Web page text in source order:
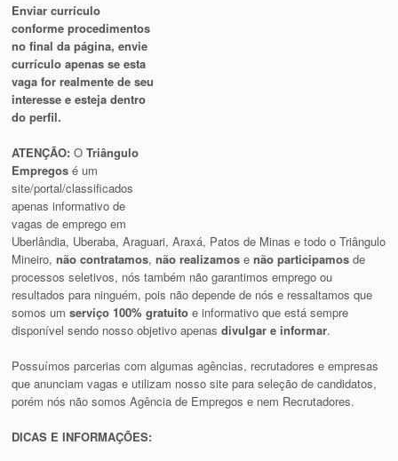
Enviar currículo
conforme procedimentos
no final da página, envie
currículo apenas se esta
vaga for realmente de seu
interesse e esteja dentro
do perfil.
ATENÇÃO: OTriângulo
Empregos é um
site/portal/classificados
apenas informativo de
vagas de emprego em
Uberlândia, Uberaba, Araguari, Araxá, Patos de Minas e todo o Triângulo
Mineiro,não contratamos,não realizamos enão participamos de
processos seletivos, nós também não garantimos emprego ou
resultados para ninguém, pois não depende de nós e ressaltamos que
somos umserviço 100% gratuito e informativo que está sempre
disponível sendo nosso objetivo apenasdivulgar e informar.
Possuímos parcerias com algumas agências, recrutadores e empresas
que anunciam vagas e utilizam nosso site para seleção de candidatos,
porém nós não somos Agência de Empregos e nem Recrutadores.
DICAS E INFORMAÇÕES: